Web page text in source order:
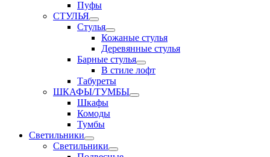
Пуфы
СТУЛЬЯ
Стулья
Кожаные стулья
Деревянные стулья
Барные стулья
В стиле лофт
Табуреты
ШКАФЫ/ТУМБЫ
Шкафы
Комоды
Тумбы
Светильники
Светильники